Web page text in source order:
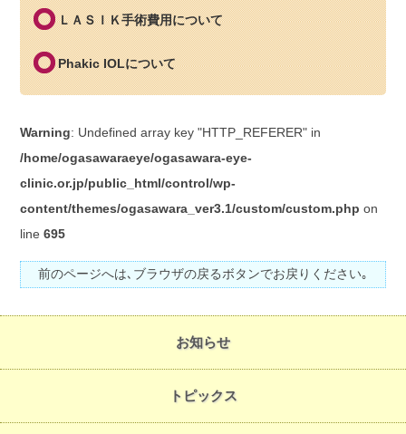
ＬＡＳＩＫ手術費用について
Phakic IOLについて
Warning: Undefined array key "HTTP_REFERER" in
/home/ogasawaraeye/ogasawara-eye-
clinic.or.jp/public_html/control/wp-
content/themes/ogasawara_ver3.1/custom/custom.php on
line695
前のページへは､ブラウザの戻るボタンでお戻りください｡
お知らせ
トピックス